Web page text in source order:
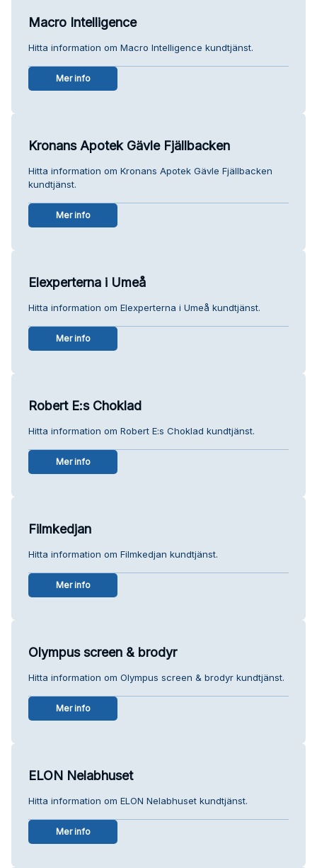
Macro Intelligence
Hitta information om Macro Intelligence kundtjänst.
Mer info
Kronans Apotek Gävle Fjällbacken
Hitta information om Kronans Apotek Gävle Fjällbacken
kundtjänst.
Mer info
Elexperterna i Umeå
Hitta information om Elexperterna i Umeå kundtjänst.
Mer info
Robert E:s Choklad
Hitta information om Robert E:s Choklad kundtjänst.
Mer info
Filmkedjan
Hitta information om Filmkedjan kundtjänst.
Mer info
Olympus screen & brodyr
Hitta information om Olympus screen & brodyr kundtjänst.
Mer info
ELON Nelabhuset
Hitta information om ELON Nelabhuset kundtjänst.
Mer info